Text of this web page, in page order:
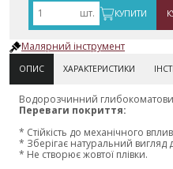
шт. КУПИТИ
Малярний інструмент
ОПИС ХАРАКТЕРИСТИКИ
Водорозчинний
Переваги покриття:
* Стійкість до механічного
* Зберігає натуральний вигляд
* Не створює жовтої плівки.